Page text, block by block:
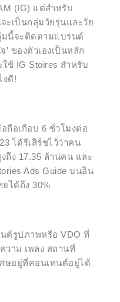
(IG) แต่สำหรับ
ะเป็นกลุ่มวัยรุ่นและวัย
มนี้จะติดตามแบรนด์
ของตัวเองเป็นหลัก
ช้ IG Stoires สำหรับ
งดี!
ถือเกือบ 6 ชั่วโมงต่อ
ได้รีเสิร์ชไว้ว่าคน
ถึง 17.35 ล้านคน และ
Ads Guide บนอิน
ได้ถึง 30%
ต์รูปภาพหรือ VDO ที่
วาม เพลง สถานที่
ษอยู่ที่คอนเทนต์อยู่ได้